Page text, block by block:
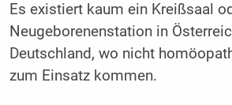
Es existiert kaum ein Kreißsaal
Neugeborenenstation in
Deutschland, wo nicht
zum Einsatz kommen.